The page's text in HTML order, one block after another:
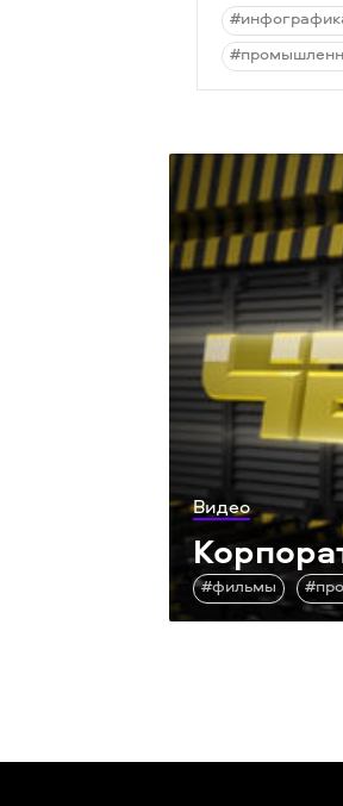
Видео
#фильмы